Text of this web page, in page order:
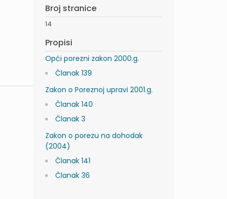
Broj stranice
14
Propisi
Opći porezni zakon 2000.g.
Članak 139
Zakon o Poreznoj upravi 2001.g.
Članak 140
Članak 3
Zakon o porezu na dohodak
(2004)
Članak 141
Članak 36